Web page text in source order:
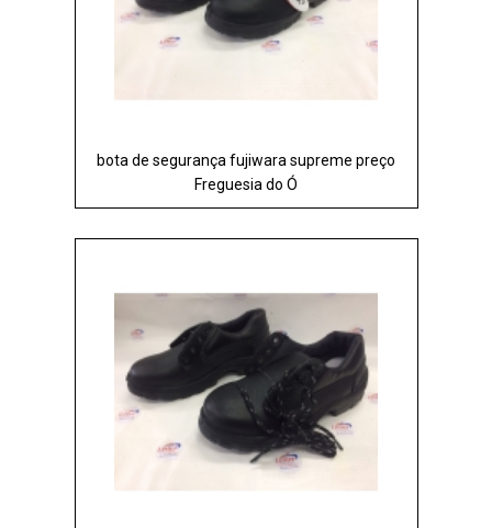
bota de segurança fujiwara supreme preço
Freguesia do Ó